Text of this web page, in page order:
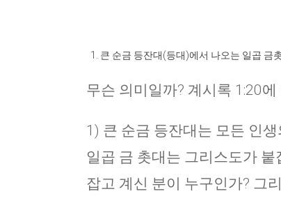
큰 순금 등잔대(등대)에서 나오는 일곱 금
무슨 의미일까? 계시록 1:20
1) 큰 순금 등잔대는 모든 인
일곱 금 촛대는 그리스도가
잡고 계신 분이 누구인가? 그